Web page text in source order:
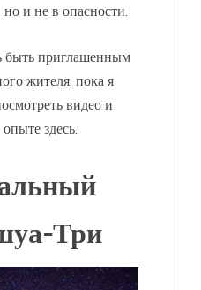
и не в опасности.
быть приглашенным
жителя, пока я
видео и
здесь.
Три